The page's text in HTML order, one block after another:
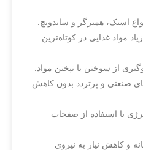
اسنک، همبرگر و ساندویچ.
مواد غذایی در کوتاه‌ترین
از سوختن یا نپختن مواد.
صنعتی و پرتردد بدون کاهش
با استفاده از صفحات
و کاهش نیاز به نیروی